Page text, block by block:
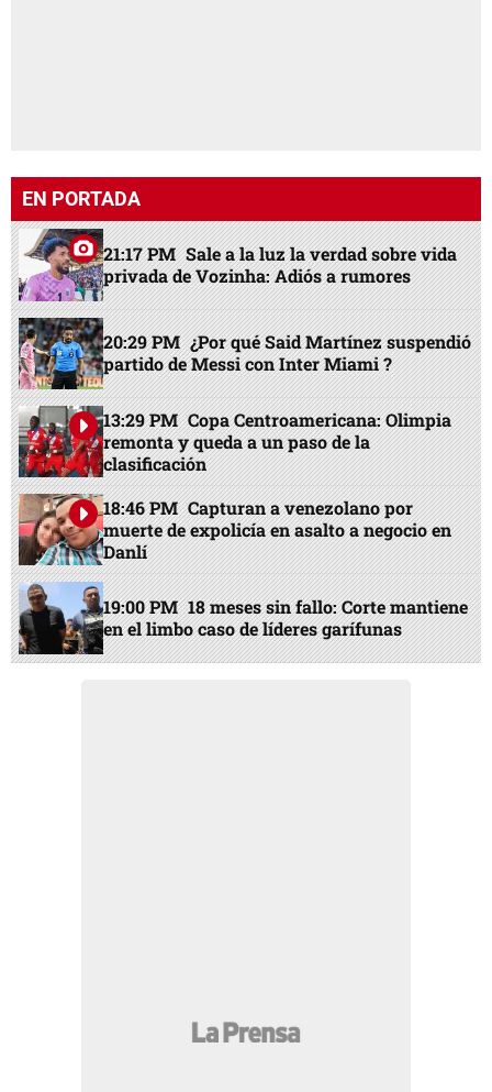
EN PORTADA
21:17 PM Sale a la luz la verdad sobre vida
privada de Vozinha: Adiós a rumores
20:29 PM ¿Por qué Said Martínez suspendió
partido de Messi con Inter Miami ?
13:29 PM Copa Centroamericana: Olimpia
remonta y queda a un paso de la
clasificación
18:46 PM Capturan a venezolano por
muerte de expolicía en asalto a negocio en
Danlí
19:00 PM 18 meses sin fallo: Corte mantiene
en el limbo caso de líderes garífunas